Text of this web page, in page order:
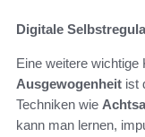
Digitale
Eine weitere wichtige
Ausgewogenheit ist
Techniken wie
kann man lernen,